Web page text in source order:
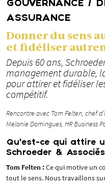
GOUVERNANCE /
ASSURANCE
Donner du sens
et fidéliser
Depuis 60 ans,
management durable,
pour attirer et fidéliser
compétitif.
Rencontre avec Tom Felten, chef
Melanie Domingues, HR Business
Qu’est-ce qui attire
Schroeder &
Tom Felten :Ce qui motive un
tout le sens. Nous travaillons